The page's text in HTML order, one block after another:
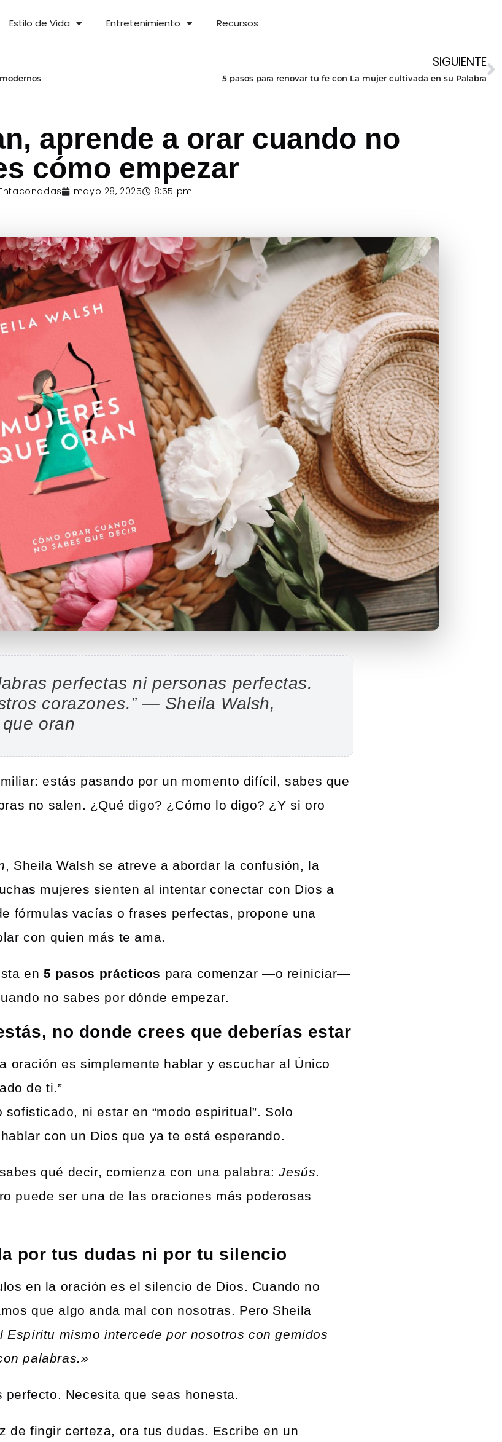
Estilo de Vida Entretenimiento Recursos
SIGUIENTE
5 pasos para renovar tu fe con La mujer cultivada en su Palabra
aprende a orar cuando no
cómo empezar
mayo 28, 2025 8:55 pm
perfectas ni personas perfectas.
corazones.” — Sheila Walsh,
oran
estás pasando por un momento difícil, sabes que
no salen. ¿Qué digo? ¿Cómo lo digo? ¿Y si oro
, Sheila Walsh se atreve a abordar la confusión, la
mujeres sienten al intentar conectar con Dios a
fórmulas vacías o frases perfectas, propone una
con quien más te ama.
en 5 pasos prácticos para comenzar —o reiniciar—
no sabes por dónde empezar.
no donde crees que deberías estar
oración es simplemente hablar y escuchar al Único
de ti.”
ni estar en “modo espiritual”. Solo
con un Dios que ya te está esperando.
qué decir, comienza con una palabra:Jesús.
puede ser una de las oraciones más poderosas
por tus dudas ni por tu silencio
en la oración es el silencio de Dios. Cuando no
que algo anda mal con nosotras. Pero Sheila
Espíritu mismo intercede por nosotros con gemidos
palabras.»
Necesita que seas honesta.
de fingir certeza, ora tus dudas. Escribe en un